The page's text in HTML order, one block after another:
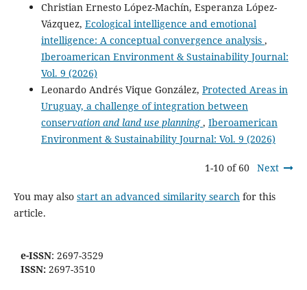
Christian Ernesto López-Machín, Esperanza López-
Vázquez, Ecological intelligence and emotional
intelligence: A conceptual convergence analysis ,
Iberoamerican Environment & Sustainability Journal:
Vol. 9 (2026)
Leonardo Andrés Vique González, Protected Areas in
Uruguay, a challenge of integration between
conservation and land use planning , Iberoamerican
Environment & Sustainability Journal: Vol. 9 (2026)
1-10 of 60 Next
You may also start an advanced similarity searchfor this
article.
e-ISSN: 2697-3529
ISSN: 2697-3510